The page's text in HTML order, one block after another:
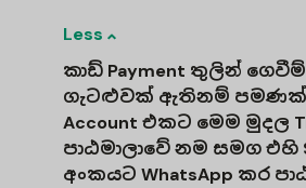
Less
කාඩ් Payment තුලින්
ගැටළුවක් ඇතිනම් පමණක්
Account එකට මෙම මුදල
පාඨමාලාවේ නම සමග
අංකයට WhatsApp කර